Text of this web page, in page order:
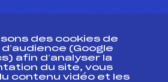
des cookies de
(Google
afin d’analyser la
du site, vous
contenu vidéo et les